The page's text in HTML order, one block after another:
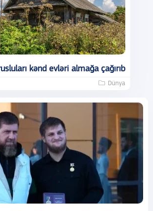
kənd evləri almağa çağırıb
Dünya